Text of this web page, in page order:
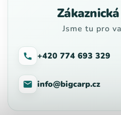
Jsme tu pro
+420 774 693 329
info@bigcarp.cz